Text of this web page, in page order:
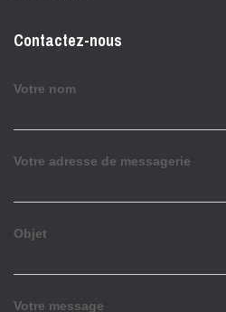
Contactez-nous
Votre nom
Votre adresse de messagerie
Objet
Votre message